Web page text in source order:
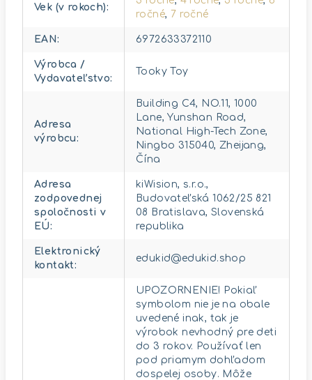
Vek (v rokoch):
ročné, 7 ročné
EAN: 6972633372110
Výrobca /
Vydavateľstvo:
Tooky Toy
Adresa
výrobcu:
Building C4, NO.11, 1000
Lane, Yunshan Road,
National High-Tech Zone,
Ningbo 315040, Zheijang,
Čína
Adresa
zodpovednej
spoločnosti v
EÚ:
kiWision, s.r.o.,
Budovateľská 1062/25 821
08 Bratislava, Slovenská
republika
Elektronický
kontakt:
edukid@edukid.shop
UPOZORNENIE! Pokiaľ
symbolom nie je na obale
uvedené inak, tak je
výrobok nevhodný pre deti
do 3 rokov. Používať len
pod priamym dohľadom
dospelej osoby. Môže